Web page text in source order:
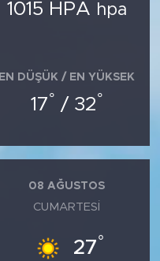
1015 HPA hpa
EN DÜŞÜK / EN YÜKSEK
17° / 32°
08 AĞUSTOS
CUMARTESI
27°